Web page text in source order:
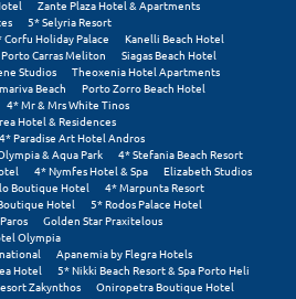
Zante Plaza Hotel & Apartments
5* Selyria Resort
Corfu Holiday Palace
Kanelli Beach Hotel
Carras Meliton
Siagas Beach Hotel
Studios
Theoxenia Hotel Apartments
Beach
Porto Zorro Beach Hotel
4* Mr & Mrs White Tinos
Hotel & Residences
4* Paradise Art Hotel Andros
& Aqua Park
4* Stefania Beach Resort
4* Nymfes Hotel & Spa
Elizabeth Studios
Boutique Hotel
4* Marpunta Resort
Hotel
5* Rodos Palace Hotel
Golden Star Praxitelous
Olympia
Apanemia by Flegra Hotels
Hotel
5* Nikki Beach Resort & Spa Porto Heli
Zakynthos
Oniropetra Boutique Hotel